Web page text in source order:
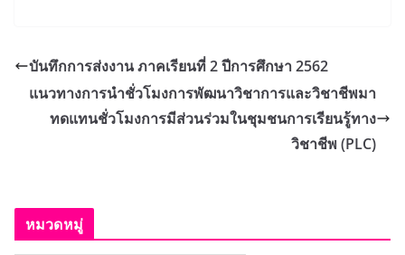
บันทึกการส่งงาน ภาคเรียนที่ 2 ปีการศึกษา 2562
แนวทางการนำชั่วโมงการพัฒนาวิชาการและวิชาชีพมา
ทดแทนชั่วโมงการมีส่วนร่วมในชุมชนการเรียนรู้ทาง
วิชาชีพ (PLC)
หมวดหมู่